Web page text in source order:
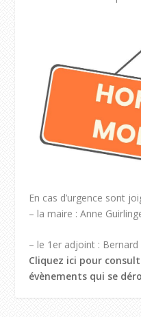
En cas d’urgence sont
– la maire : Anne
– le 1er adjoint :
Cliquez ici pour
évènements qui se